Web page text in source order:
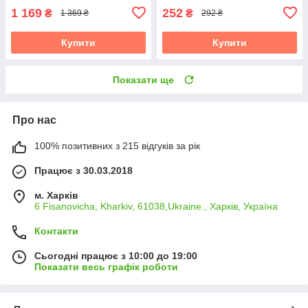
1 169 ₴ 1 369 ₴
Купити
252 ₴ 292 ₴
Купити
Показати ще
Про нас
100% позитивних з 215 відгуків за рік
Працює з 30.03.2018
м. Харків
6 Fisanovicha, Kharkiv, 61038,Ukraine., Харків, Україна
Контакти
Сьогодні працює з 10:00 до 19:00
Показати весь графік роботи